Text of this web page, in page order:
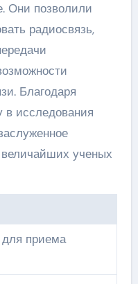
Они позволили
радиосвязь,
Благодаря
в исследования
ученых
для приема